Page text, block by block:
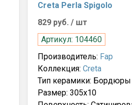
Creta Perla Spigolo
829 руб./ шт
Артикул: 104460
Производитель: Fap
Коллекция:Creta
Тип керамики: Бордюры
Размер: 305x10